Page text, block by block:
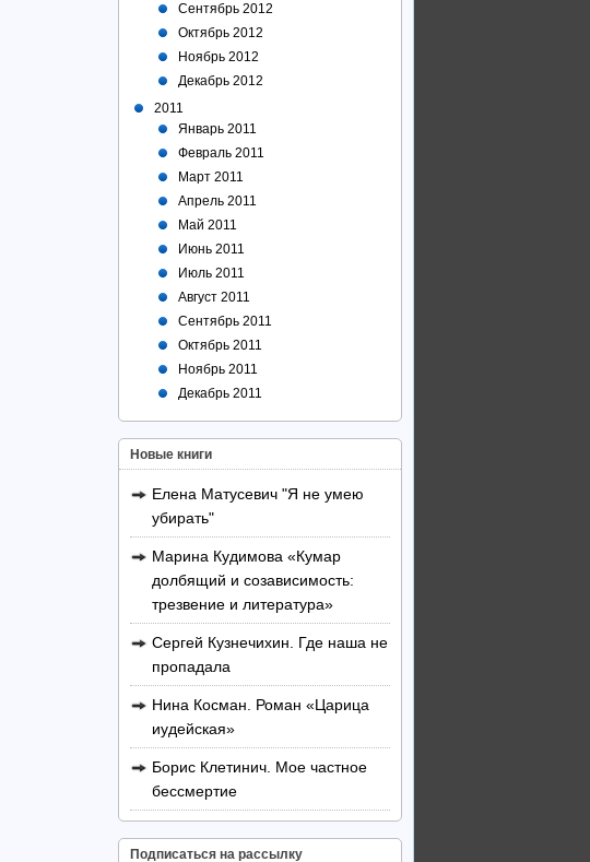
Сентябрь 2012
Октябрь 2012
Ноябрь 2012
Декабрь 2012
2011
Январь 2011
Февраль 2011
Март 2011
Апрель 2011
Май 2011
Июнь 2011
Июль 2011
Август 2011
Сентябрь 2011
Октябрь 2011
Ноябрь 2011
Декабрь 2011
Новые книги
Елена Матусевич "Я не умею
убирать"
Марина Кудимова «Кумар
долбящий и созависимость:
трезвение и литература»
Сергей Кузнечихин. Где наша не
пропадала
Нина Косман. Роман «Царица
иудейская»
Борис Клетинич. Мое частное
бессмертие
Подписаться на рассылку